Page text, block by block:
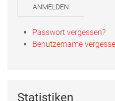
ANMELDEN
Passwort vergessen?
Benutzername
Statistiken